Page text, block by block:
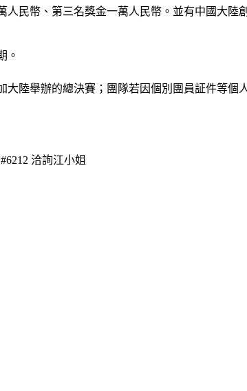
民幣、第三名獎金一萬人民幣。並有中國大陸
。
陸舉辦的總決賽；團隊若因個別團員証件等
洽詢江小姐